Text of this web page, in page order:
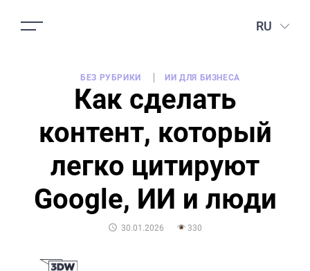
RU
БЕЗ РУБРИКИ ИИ ДЛЯ БИЗНЕСА
Как сделать
контент, который
легко цитируют
Google, ИИ и люди
POSTED
30.01.2026 330